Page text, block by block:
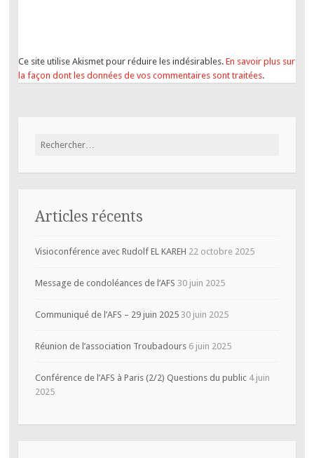
Ce site utilise Akismet pour réduire les indésirables. En savoir plus sur
la façon dont les données de vos commentaires sont traitées.
Rechercher :
Articles récents
Visioconférence avec Rudolf EL KAREH 22 octobre 2025
Message de condoléances de l’AFS 30 juin 2025
Communiqué de l’AFS – 29 juin 2025 30 juin 2025
Réunion de l’association Troubadours 6 juin 2025
Conférence de l’AFS à Paris (2/2) Questions du public 4 juin
2025